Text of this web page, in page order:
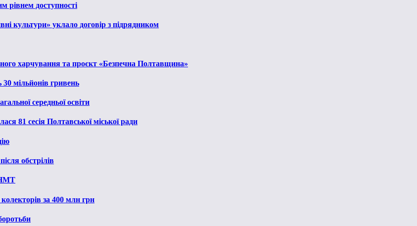
рівнем доступності
культури» уклало договір з підрядником
харчування та проєкт «Безпечна Полтавщина»
мільйонів гривень
середньої освіти
81 сесія Полтавської міської ради
обстрілів
НМТ
за 400 млн грн